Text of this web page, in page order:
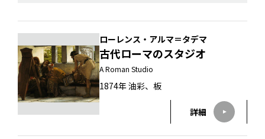
ローレンス・アルマ＝タデマ
古代ローマのスタジオ
A Roman Studio
1874年 油彩、板
詳細